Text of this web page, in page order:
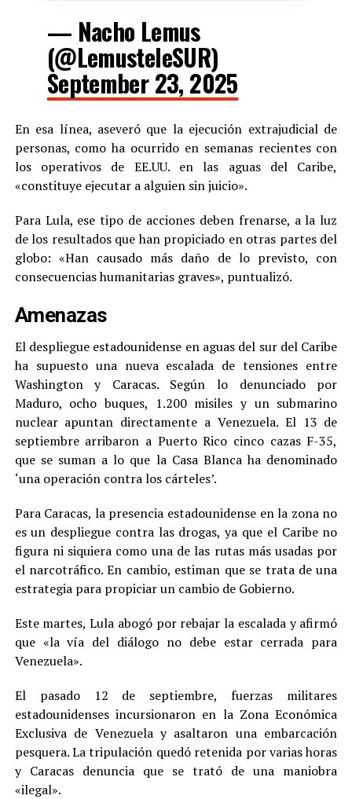
— Nacho Lemus
(@LemusteleSUR)
September 23, 2025
En esa línea, aseveró que la ejecución extrajudicial de
personas, como ha ocurrido en semanas recientes con
los operativos de EE.UU. en las aguas del Caribe,
«constituye ejecutar a alguien sin juicio».
Para Lula, ese tipo de acciones deben frenarse, a la luz
de los resultados que han propiciado en otras partes del
globo: «Han causado más daño de lo previsto, con
consecuencias humanitarias graves», puntualizó.
Amenazas
El despliegue estadounidense en aguas del sur del Caribe
ha supuesto una nueva escalada de tensiones entre
Washington y Caracas. Según lo denunciado por
Maduro, ocho buques, 1.200 misiles y un submarino
nuclear apuntan directamente a Venezuela. El 13 de
septiembre arribaron a Puerto Rico cinco cazas F-35,
que se suman a lo que la Casa Blanca ha denominado
‘una operación contra los cárteles’.
Para Caracas, la presencia estadounidense en la zona no
es un despliegue contra las drogas, ya que el Caribe no
figura ni siquiera como una de las rutas más usadas por
el narcotráfico. En cambio, estiman que se trata de una
estrategia para propiciar un cambio de Gobierno.
Este martes, Lula abogó por rebajar la escalada y afirmó
que «la vía del diálogo no debe estar cerrada para
Venezuela».
El pasado 12 de septiembre, fuerzas militares
estadounidenses incursionaron en la Zona Económica
Exclusiva de Venezuela y asaltaron una embarcación
pesquera. La tripulación quedó retenida por varias horas
y Caracas denuncia que se trató de una maniobra
«ilegal».